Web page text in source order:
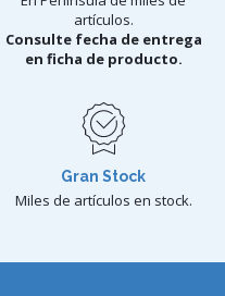
artículos.
Consulte fecha de entrega
en ficha de producto.
Gran Stock
Miles de artículos en stock.